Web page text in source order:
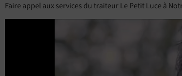
Faire appel aux services du traiteur Le Petit Luce à